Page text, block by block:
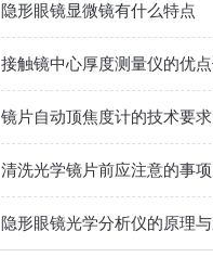
隐形眼镜显微镜有什么特点
镜片自动顶焦度计的技术要求
清洗光学镜片前应注意的事项